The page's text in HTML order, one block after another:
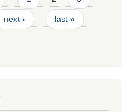
next › last »